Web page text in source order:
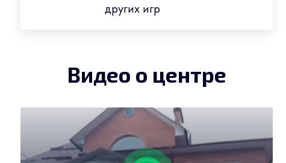
других игр
Видео о центре